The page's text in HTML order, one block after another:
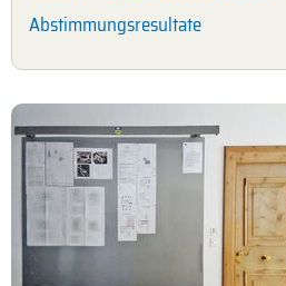
Abstimmungsresultate